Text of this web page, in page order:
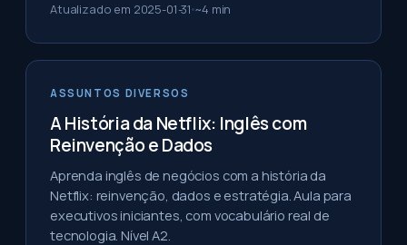
Atualizado em 2025-01-31 ~4 min
ASSUNTOS DIVERSOS
A História da Netflix: Inglês com
Reinvenção e Dados
Aprenda inglês de negócios com a história da
Netflix: reinvenção, dados e estratégia. Aula para
executivos iniciantes, com vocabulário real de
tecnologia. Nível A2.